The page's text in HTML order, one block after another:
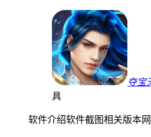
夺宝
具
软件介绍软件截图相关版本